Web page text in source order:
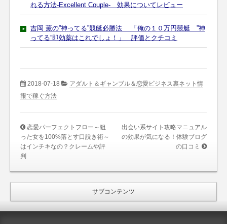
れる方法-Excellent Couple- 効果についてレビュー
吉岡 薫の”神ってる”競艇必勝法 「俺の１０万円競艇 ”神
ってる”即効薬はこれでしょ！」 評価とクチコミ
2018-07-18
アダルト＆ギャンブル＆恋愛ビジネス裏ネット情
報で稼ぐ方法
恋愛パーフェクトフロー～狙
った女を100%落とす口説き術～
はインチキなの？クレームや評
判
出会い系サイト攻略マニュアル
の効果が気になる！体験ブログ
の口コミ
サブコンテンツ